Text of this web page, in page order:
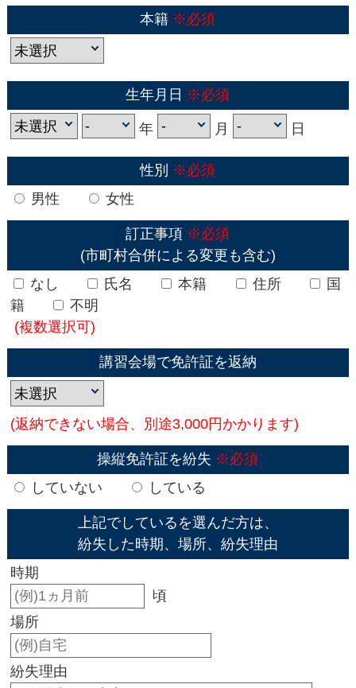
本籍 ※必須
生年月日 ※必須
年 月 日
性別 ※必須
男性
女性
訂正事項 ※必須
(市町村合併による変更も含む)
なし
氏名 本籍 住所
国
籍
不明
(複数選択可)
講習会場で免許証を返納
(返納できない場合、別途3,000円かかります)
操縦免許証を紛失 ※必須
していない
している
上記でしているを選んだ方は、
紛失した時期、場所、紛失理由
時期
頃
場所
紛失理由